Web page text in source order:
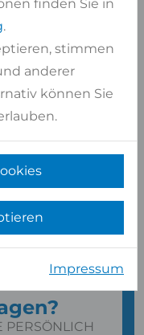
PERSÖNLICH
finden Sie in
.
stimmen
anderer
können Sie
Impressum